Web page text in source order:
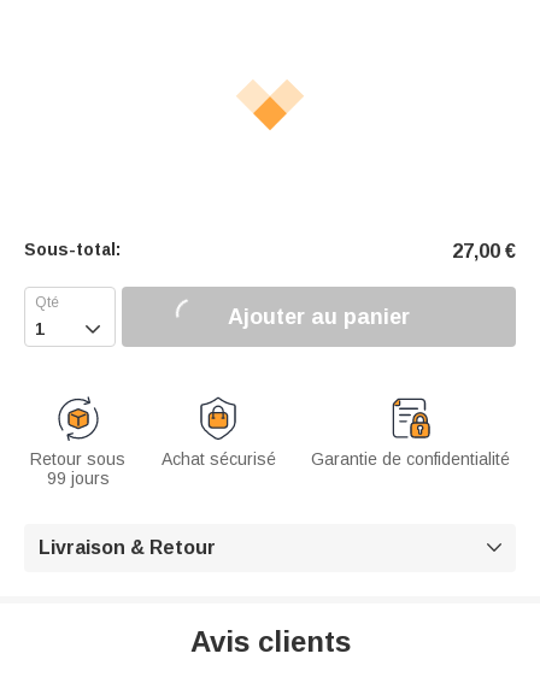
Sous-total: 27,00 €
 Ajouter au panier
Retour sous
99 jours
Achat sécurisé Garantie de confidentialité
Livraison & Retour 
Avis clients